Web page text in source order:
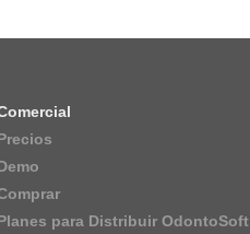
para Distribuir OdontoSoft